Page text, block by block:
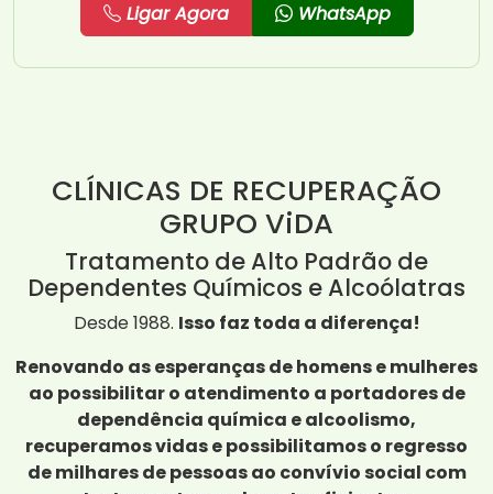
Ligar Agora WhatsApp
CLÍNICAS DE RECUPERAÇÃO
GRUPO ViDA
Tratamento de Alto Padrão de
Dependentes Químicos e Alcoólatras
Desde 1988. Isso faz toda a diferença!
Renovando as esperanças de homens e mulheres
ao possibilitar o atendimento a portadores de
dependência química e alcoolismo,
recuperamos vidas e possibilitamos o regresso
de milhares de pessoas ao convívio social com